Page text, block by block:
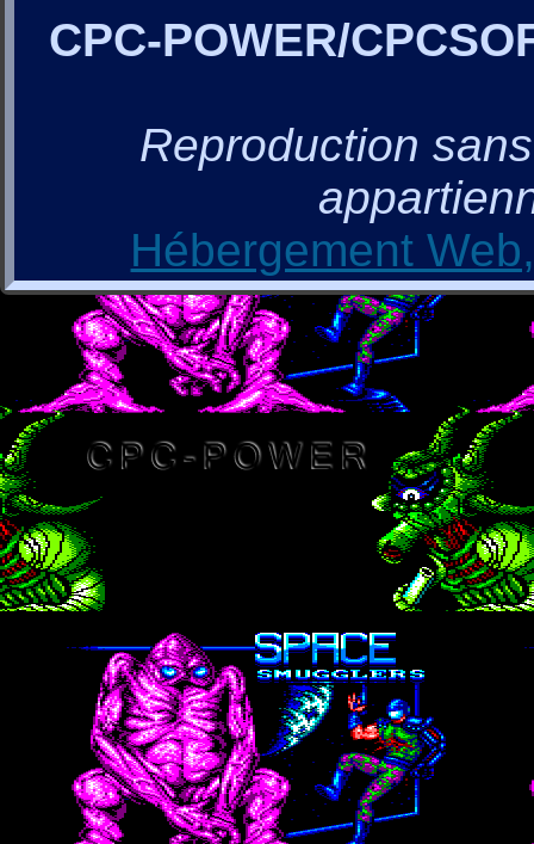
CPC-POWER/
Reproduction
Hébergement